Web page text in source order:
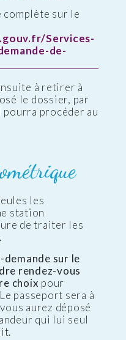
sur le
Services-
de-
à retirer à
le dossier, par
pourra procéder au
les
station
de traiter les
sur le
rendez-vous
choix pour
passeport sera à
aurez déposé
qui lui seul